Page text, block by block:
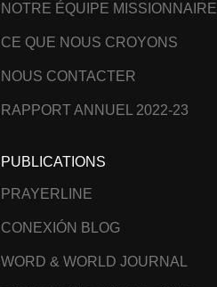
NOTRE ÉQUIPE MISSIONNAIRE
CE QUE NOUS CROYONS
NOUS CONTACTER
RAPPORT ANNUEL 2022-23
PUBLICATIONS
PRAYERLINE
CONEXIÓN BLOG
WORD & WORLD JOURNAL